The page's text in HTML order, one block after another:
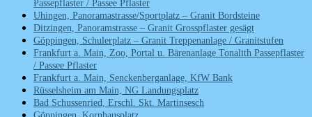
Passepflaster / Passee Pflaster
Uhingen, Panoramastrasse/Sportplatz – Granit Bordsteine
Ditzingen, Panoramstrasse – Granit Grosspflaster gesägt
Göppingen, Schulerplatz – Granit Treppenanlage / Granitstufen
Frankfurt a. Main, Zoo, Portal u. Bärenanlage Tonalith Passepflaster
/ Passee Pflaster
Frankfurt a. Main, Senckenberganlage, KfW Bank
Rüsselsheim am Main, NG Landungsplatz
Bad Schussenried, Erschl. Skt. Martinsesch